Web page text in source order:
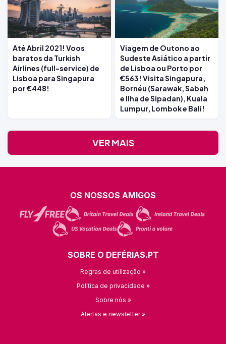
Até Abril 2021! Voos
baratos da Turkish
Airlines (full-service) de
Lisboa para Singapura
por €448!
Viagem de Outono ao
Sudeste Asiático a partir
de Lisboa ou Porto por
€563! Visita Singapura,
Bornéu (Sarawak, Sabah
e Ilha de Sipadan), Kuala
Lumpur, Lombok e Bali!
VER MAIS
OS NOSSOS AMIGOS
SOBRE O DEFÉRIAS.PT
Regras de utilização »
Política de privacidade »
Sobre nós »
Alertas e newsletter »